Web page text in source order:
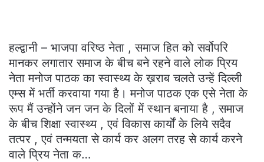
हल्द्वानी – भाजपा वरिष्ठ नेता , समाज हित को सर्वोपरि
मानकर लगातार समाज के बीच बने रहने वाले लोक प्रिय
नेता मनोज पाठक का स्वास्थ्य के ख़राब चलते उन्हें दिल्ली
एम्स में भर्ती करवाया गया है। मनोज पाठक एक एसे नेता के
रूप मैं उन्होंने जन जन के दिलों में स्थान बनाया है , समाज
के बीच शिक्षा स्वास्थ्य , एवं विकास कार्यों के लिये सदैव
तत्पर , एवं तन्मयता से कार्य कर अलग तरह से कार्य करने
वाले प्रिय नेता क…